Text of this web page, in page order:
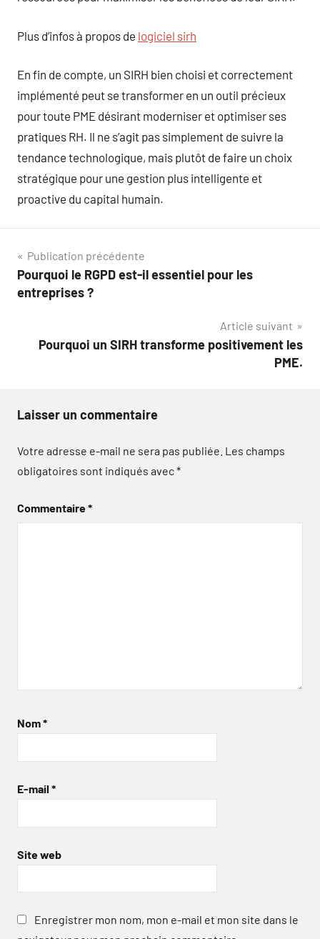
Plus d’infos à propos de logiciel sirh
En fin de compte, un SIRH bien choisi et correctement
implémenté peut se transformer en un outil précieux
pour toute PME désirant moderniser et optimiser ses
pratiques RH. Il ne s’agit pas simplement de suivre la
tendance technologique, mais plutôt de faire un choix
stratégique pour une gestion plus intelligente et
proactive du capital humain.
Navigation
de
Publication précédente
Pourquoi le RGPD est-il essentiel pour les
entreprises ?
Article suivant
Pourquoi un SIRH transforme positivement les
PME.
Laisser un commentaire
Votre adresse e-mail ne sera pas publiée. Les champs
obligatoires sont indiqués avec*
Commentaire*
Nom*
E-mail *
Site web
Enregistrer mon nom, mon e-mail et mon site dans le